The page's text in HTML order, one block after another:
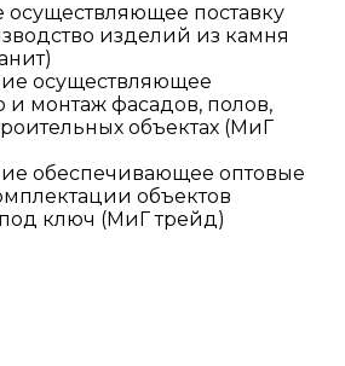
поставку
изделий из камня
осуществляющее
и монтаж фасадов, полов,
объектах (МиГ
обеспечивающее оптовые
объектов
ключ (МиГ трейд)